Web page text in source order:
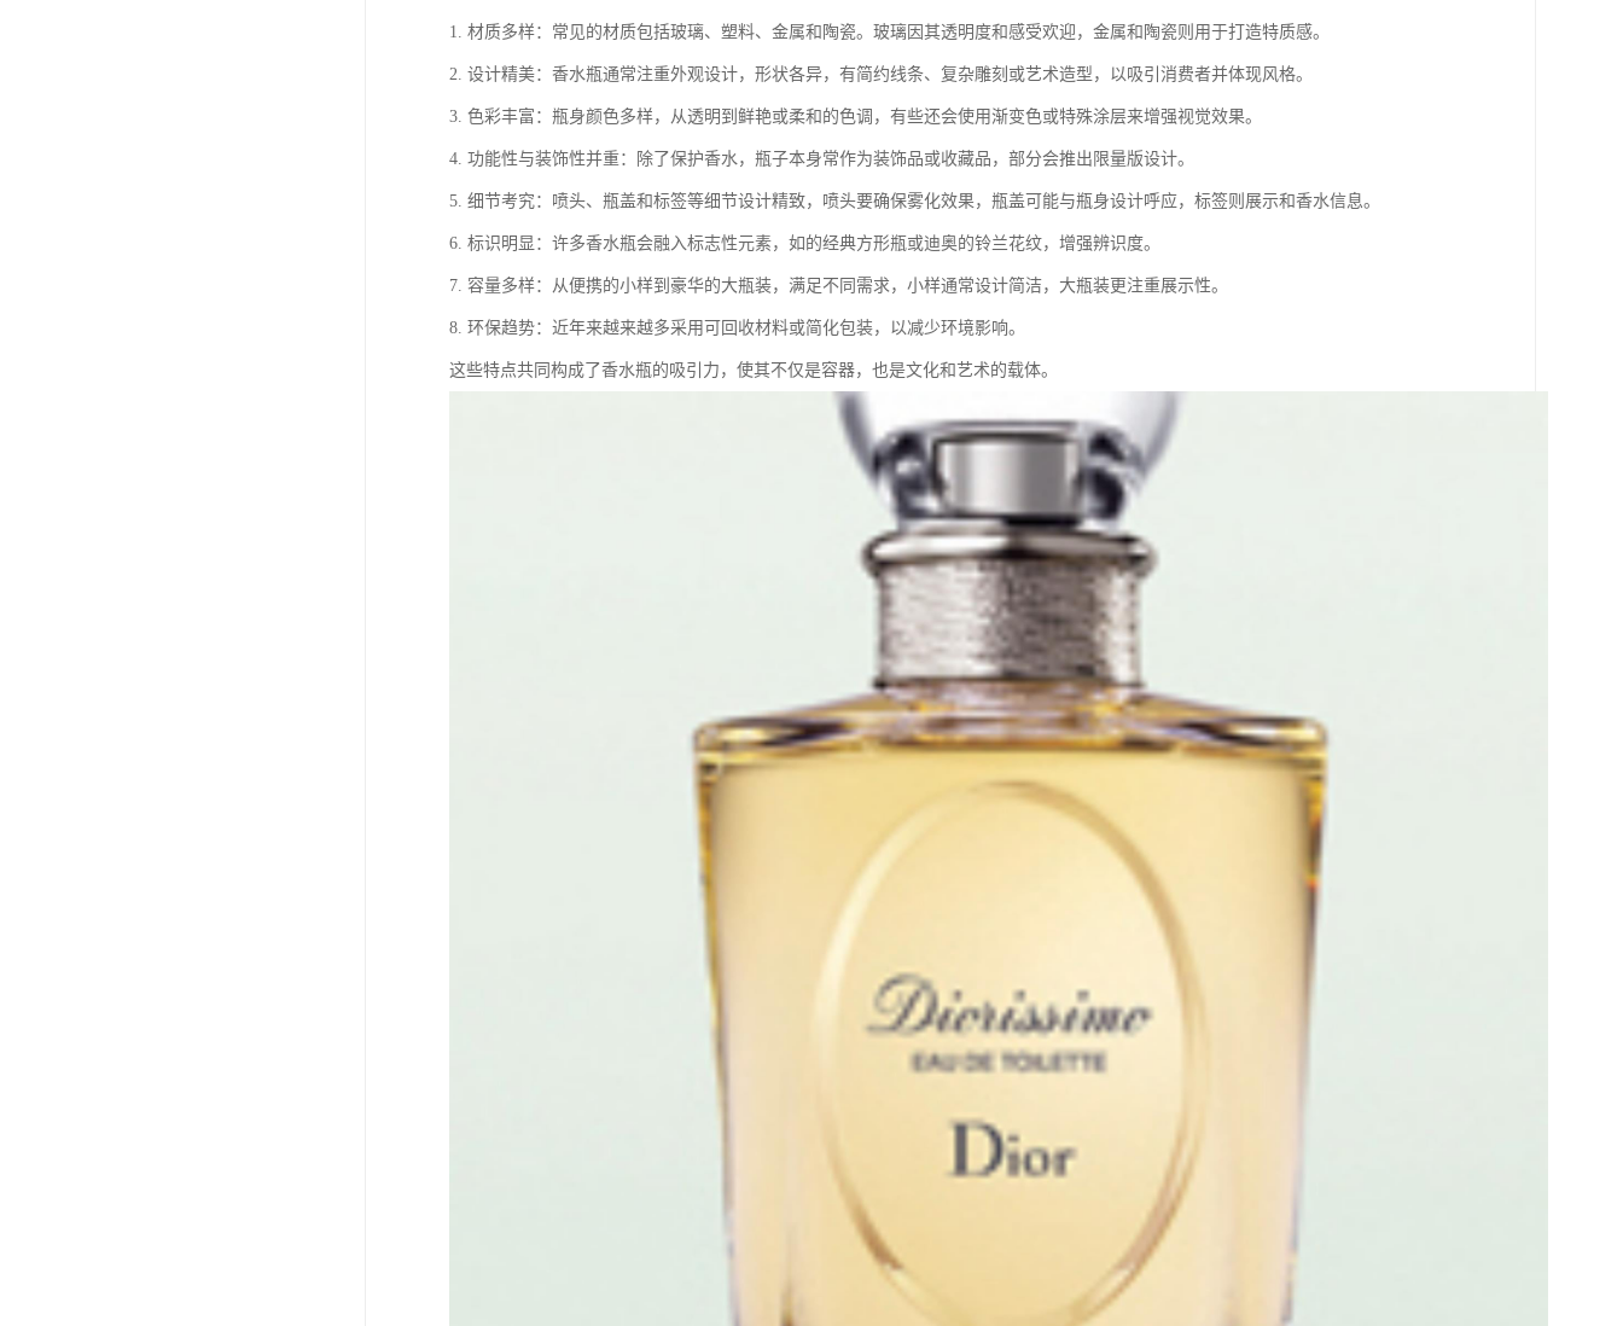
1. 材质多样：常见的材质包括玻璃、塑料、金属和陶瓷。玻璃因其透明度和感受欢迎，金属和陶瓷则用于打造特质感。
2. 设计精美：香水瓶通常注重外观设计，形状各异，有简约线条、复杂雕刻或艺术造型，以吸引消费者并体现风格。
3. 色彩丰富：瓶身颜色多样，从透明到鲜艳或柔和的色调，有些还会使用渐变色或特殊涂层来增强视觉效果。
4. 功能性与装饰性并重：除了保护香水，瓶子本身常作为装饰品或收藏品，部分会推出限量版设计。
5. 细节考究：喷头、瓶盖和标签等细节设计精致，喷头要确保雾化效果，瓶盖可能与瓶身设计呼应，标签则展示和香水信息。
6. 标识明显：许多香水瓶会融入标志性元素，如的经典方形瓶或迪奥的铃兰花纹，增强辨识度。
7. 容量多样：从便携的小样到豪华的大瓶装，满足不同需求，小样通常设计简洁，大瓶装更注重展示性。
8. 环保趋势：近年来越来越多采用可回收材料或简化包装，以减少环境影响。
这些特点共同构成了香水瓶的吸引力，使其不仅是容器，也是文化和艺术的载体。